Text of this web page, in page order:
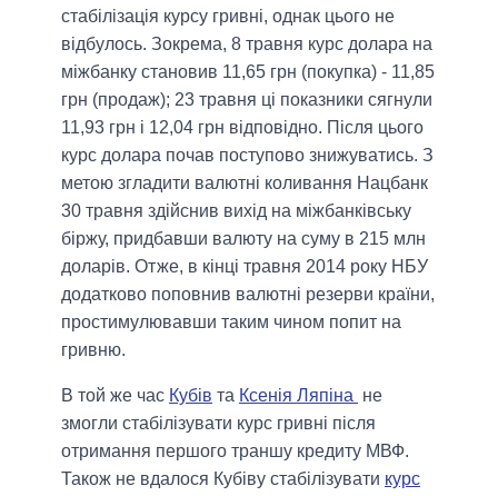
стабілізація курсу гривні, однак цього не
відбулось. Зокрема, 8 травня курс долара на
міжбанку становив 11,65 грн (покупка) - 11,85
грн (продаж); 23 травня ці показники сягнули
11,93 грн і 12,04 грн відповідно. Після цього
курс долара почав поступово знижуватись. З
метою згладити валютні коливання Нацбанк
30 травня здійснив вихід на міжбанківську
біржу, придбавши валюту на суму в 215 млн
доларів. Отже, в кінці травня 2014 року НБУ
додатково поповнив валютні резерви країни,
простимулювавши таким чином попит на
гривню.
В той же час Кубів та Ксенія Ляпіна не
змогли стабілізувати курс гривні після
отримання першого траншу кредиту МВФ.
Також не вдалося Кубіву стабілізувати курс